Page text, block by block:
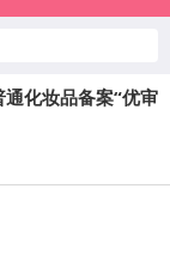
化妆品备案“优审